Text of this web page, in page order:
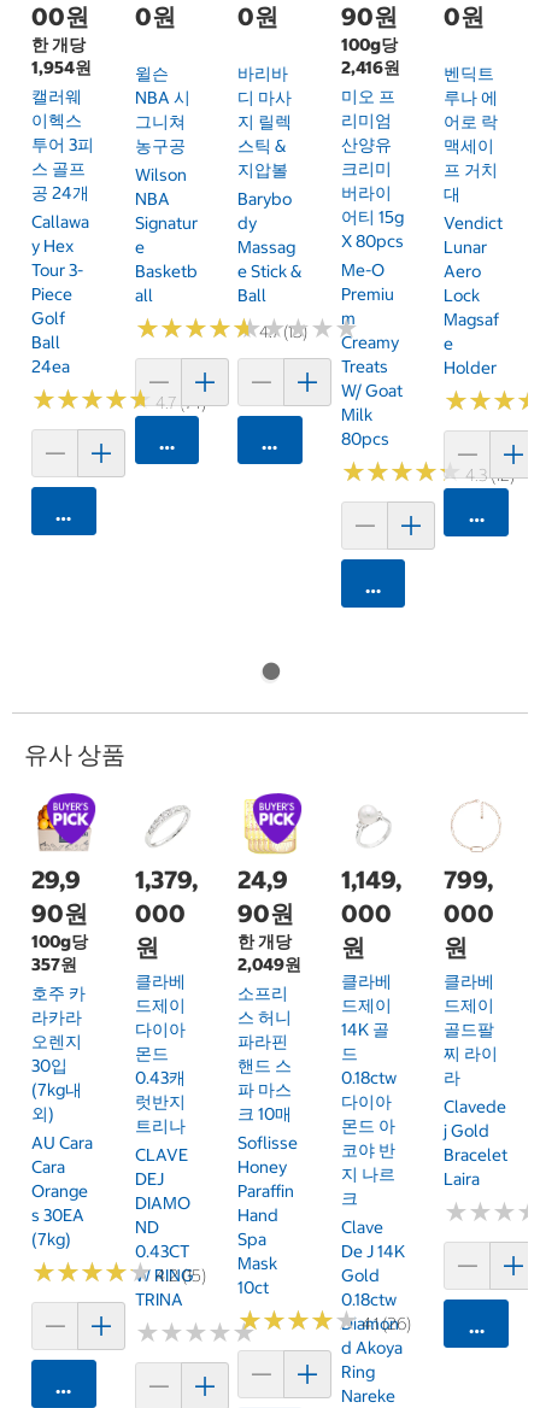
00원
한 개당
1,954원
캘러웨
이헥스
투어 3피
스 골프
공 24개
Callawa
Y Hex
Tour 3-
Piece
Golf
Ball
24ea
★★★★★
★★★★★4.7 (74)
카트에 담기
0원
윌슨
NBA 시
그니쳐
농구공
Wilson
NBA
Signatur
E
Basketb
All
★★★★★
★★★★★4.7 (15)
카트에 담기
0원
바리바
디 마사
지 릴렉
스틱 &
지압볼
Barybo
Dy
Massag
E Stick &
Ball
★★★★★
★★★★★
카트에 담기
90원
100g당
2,416원
미오 프
리미엄
산양유
크리미
버라이
어티 15g
X 80pcs
Me-O
Premiu
M
Creamy
Treats
W/ Goat
Milk
80pcs
★★★★★
★★★★★4.3 (12)
카트에 담기
0원
벤딕트
루나 에
어로 락
맥세이
프 거치
대
Vendict
Lunar
Aero
Lock
Magsaf
E
Holder
★★★
★★★
카트에
유사 상품
29,9
90원
100g당
357원
호주 카
라카라
오렌지
30입
(7kg내
외)
AU Cara
Cara
Orange
S 30EA
(7kg)
★★★★★
★★★★★ 4.2 (15)
카트에 담기
1,379,
000
원
클라베
드제이
다이아
몬드
0.43캐
럿반지
트리나
CLAVE
DEJ
DIAMO
ND
0.43CT
W RING
TRINA
★★★★★
★★★★★
24,9
90원
한 개당
2,049원
소프리
스 허니
파라핀
핸드 스
파 마스
크 10매
Soflisse
Honey
Paraffin
Hand
Spa
Mask
10ct
★★★★★
★★★★★4.1 (26)
1,149,
000
원
클라베
드제이
14K 골
드
0.18ctw
다이아
몬드 아
코야 반
지 나르
크
Clave
De J 14K
Gold
0.18ctw
Diamon
D Akoya
Ring
Nareke
799,
000
원
클라베
드제이
골드팔
찌 라이
라
Clavede
J Gold
Bracelet
Laira
★★★
★★★
카트에